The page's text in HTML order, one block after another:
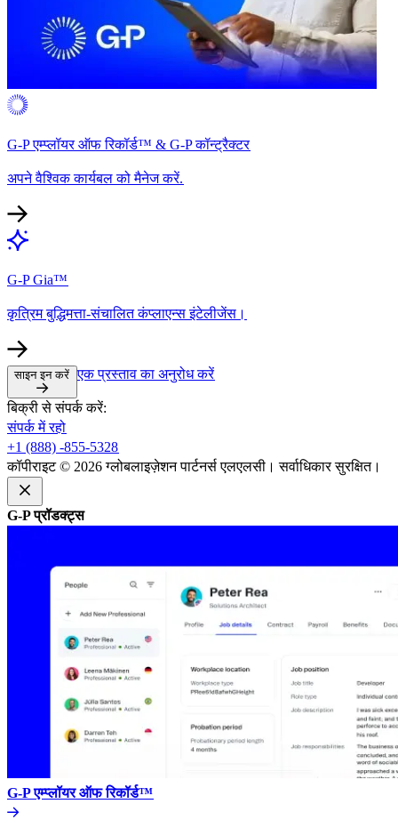
G-P एम्प्लॉयर ऑफ रिकॉर्ड™ & G-P कॉन्ट्रैक्टर​​
अपने वैश्विक कार्यबल को मैनेज करें.​​
G-P Gia™​​
कृत्रिम बुद्धिमत्ता-संचालित कंप्लाएन्स इंटेलीजेंस।​​
साइन इन करें​​ एक प्रस्ताव का अनुरोध करें​​
बिक्री से संपर्क करें:​​
संपर्क में रहो​​
+1 (888) -855-5328​​
कॉपीराइट © 2026 ग्लोबलाइज़ेशन पार्टनर्स एलएलसी। सर्वाधिकार सुरक्षित।​​
G-P प्रॉडक्ट्स​​
G-P एम्प्लॉयर ऑफ रिकॉर्ड™​​